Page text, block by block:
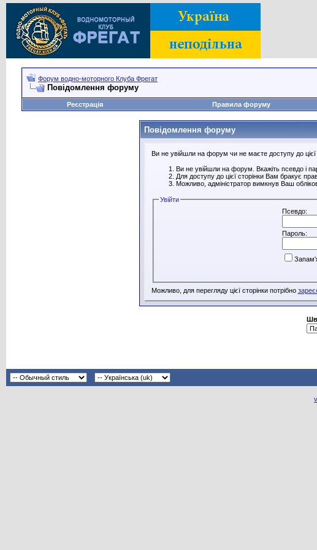
Форум водно-моторного Клуба Фрегат
Повідомлення форуму
Реєстрація
Правила форуму
Повідомлення форуму
Ви не увійшли на форум чи не маєте доступу до
Ви не увійшли на форум. Вкажіть псевдо і
Для доступу до цієї сторінки Вам бракує
Можливо, адміністратор вимкнув Ваш
Увійти
Псевдо:
Пароль:
Можливо, для перегляду цієї сторінки потрібно